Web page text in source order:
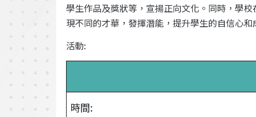
學生作品及獎狀等，宣揚正向文化。同時，學
現不同的才華，發揮潛能，提升學生的自信心和
活動:
時間: